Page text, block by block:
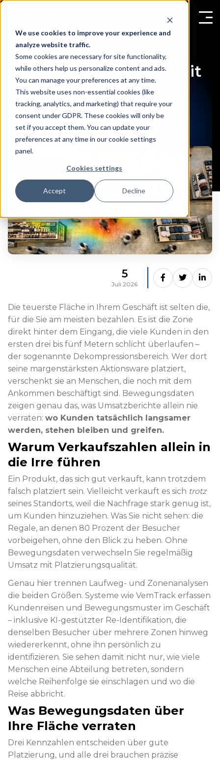
We use cookies to improve your experience and
analyze website traffic.
Some cookies are necessary for site functionality,
while others help us personalize content and ads.
You can manage your preferences at any time.
This website uses non-essential cookies (like
tracking, analytics, and marketing) that require your
consent under GDPR. These cookies will only be
set if you accept them. You can update your
preferences at any time in our cookie settings
panel.
Cookies settings
Accept Decline
Produktplatzierung mit
Bewegungsdaten der
Kunden optimieren
5
Juli 2026
Die teuerste Fläche in Ihrem Geschäft ist selten die,
für die Sie am meisten bezahlen. Es ist die Zone
direkt hinter dem Eingang, die viele Kunden in den
ersten drei bis fünf Metern schlicht überlaufen –
der sogenannte Dekompressionsbereich. Wer dort
seine margenstärksten Aktionsware platziert,
verschenkt sie an Menschen, die noch mit dem
Ankommen beschäftigt sind. Bewegungsdaten
zeigen genau das, was Umsatzberichte allein nie
verraten: wo Kunden tatsächlich langsamer
werden, stehen bleiben und greifen.
Warum Verkaufszahlen allein in
die Irre führen
Ein Produkt, das sich gut verkauft, kann trotzdem
falsch platziert sein. Vielleicht verkauft es sich trotz
seines Standorts, weil die Nachfrage stark genug ist,
um Kunden hinzuziehen. Was Sie nicht sehen: die
Regale, an denen 80 Prozent der Besucher
vorbeigehen, ohne den Blick zu heben. Ohne
Bewegungsdaten verwechseln Sie regelmäßig
Umsatz mit Platzierungsqualität.
Genau hier trennen Laufweg- und Zonenanalysen
die beiden Größen. Systeme wie VemTrack erfassen
Kundenreisen und Bewegungsmuster im Geschäft
– inklusive KI-gestützter Re-Identifikation, die
denselben Besucher über mehrere Zonen hinweg
wiedererkennt, ohne ihn persönlich zu
identifizieren. Sie sehen damit nicht nur, wie viele
Menschen eine Abteilung betreten, sondern
welche Reihenfolge sie einschlagen und wo die
Reise abbricht.
Was Bewegungsdaten über
Ihre Fläche verraten
Drei Kennzahlen entscheiden über gute
Platzierung, und alle drei brauchen präzise